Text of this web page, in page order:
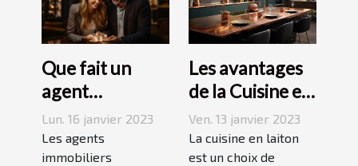
Que fait un
agent
immobilier ?
Lun. 16 janvier 2023
Les agents
immobiliers
Les avantages
de la Cuisine en
Laiton
Ven. 13 janvier 2023
La cuisine en laiton
est un choix de